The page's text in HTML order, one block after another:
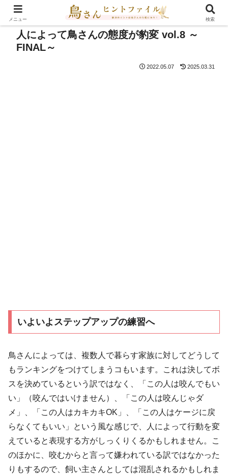
人によって鳥さんの態度が豹変 vol.8 ～
FINAL～
2022.05.07 2025.03.31
いよいよステップアップの練習へ
鳥さんによっては、複数人で暮らす家族に対してどうして
もランキングをつけてしまうコもいます。これは決してボ
スを決めているという訳ではなく、「この人は咬んでもい
い」（咬んではいけません）、「この人は咬んじゃダ
メ」、「この人はカキカキOK」、「この人はケージに戻
らなくてもいい」という風な感じで、人によって行動を変
えていると表現する方がしっくりくるかもしれません。こ
のほかに、咬むからと言って嫌われている訳ではなかった
りもするので、飼い主さんとしては混乱されるかもしれま
メニュー 検索